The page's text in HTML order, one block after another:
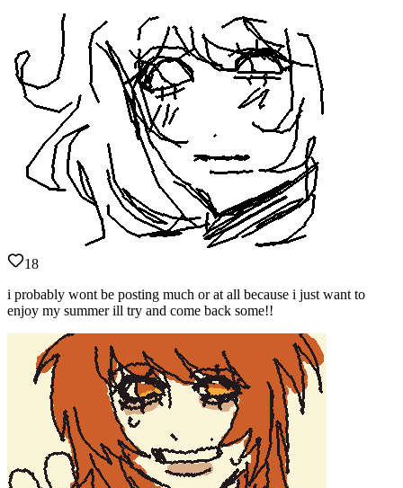
18
i probably wont be posting much or at all because i just want to
enjoy my summer ill try and come back some!!